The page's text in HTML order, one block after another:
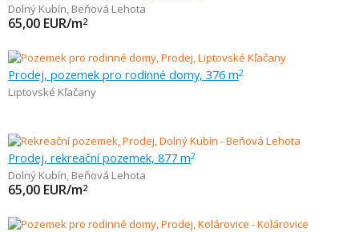
Dolný Kubín, Beňová Lehota
65,00 EUR/m2
Prodej, pozemek pro rodinné domy, 376 m2
Liptovské Kľačany
Prodej, rekreační pozemek, 877 m2
Dolný Kubín, Beňová Lehota
65,00 EUR/m2